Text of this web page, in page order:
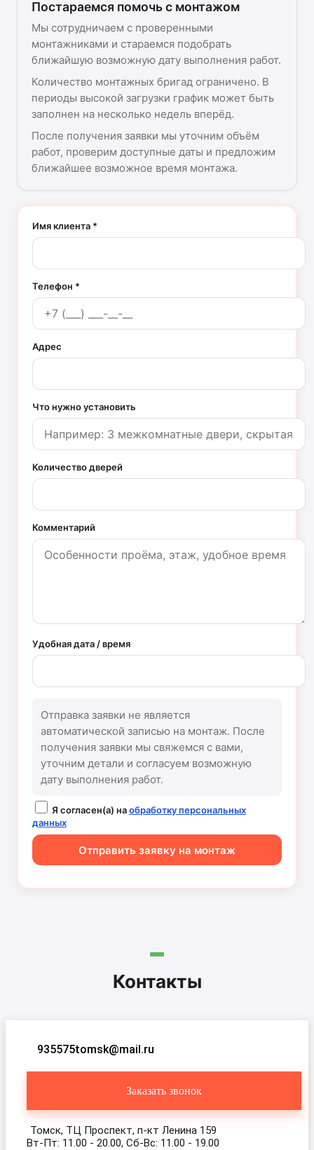
Постараемся помочь с монтажом
Мы сотрудничаем с проверенными
монтажниками и стараемся подобрать
ближайшую возможную дату выполнения работ.
Количество монтажных бригад ограничено. В
периоды высокой загрузки график может быть
заполнен на несколько недель вперёд.
После получения заявки мы уточним объём
работ, проверим доступные даты и предложим
ближайшее возможное время монтажа.
Имя клиента *
Телефон *
Адрес
Что нужно установить
Количество дверей
Комментарий
Удобная дата / время
Отправка заявки не является
автоматической записью на монтаж. После
получения заявки мы свяжемся с вами,
уточним детали и согласуем возможную
дату выполнения работ.
Я согласен(а) наобработку персональных
данных
Отправить заявку на монтаж
Контакты
935575tomsk@mail.ru
Заказать звонок
Томск, ТЦ Проспект, п-кт Ленина 159
Вт-Пт: 11.00 - 20.00, Сб-Вс: 11.00 - 19.00